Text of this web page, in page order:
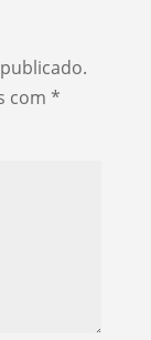
com *